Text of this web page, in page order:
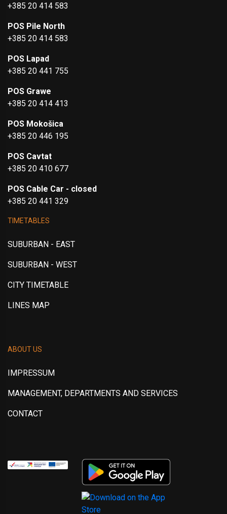
+385 20 414 583
POS Pile North
+385 20 414 583
POS Lapad
+385 20 441 755
POS Grawe
+385 20 414 413
POS Mokošica
+385 20 446 195
POS Cavtat
+385 20 410 677
POS Cable Car - closed
+385 20 441 329
TIMETABLES
SUBURBAN - EAST
SUBURBAN - WEST
CITY TIMETABLE
LINES MAP
ABOUT US
IMPRESSUM
MANAGEMENT, DEPARTMENTS AND SERVICES
CONTACT